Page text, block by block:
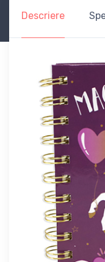
Descriere